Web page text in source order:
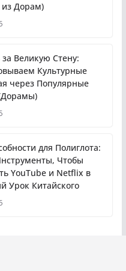
из Дорам)
за Великую Стену:
Культурные
через Популярные
для Полиглота:
Чтобы
YouTube и Netflix в
Урок Китайского